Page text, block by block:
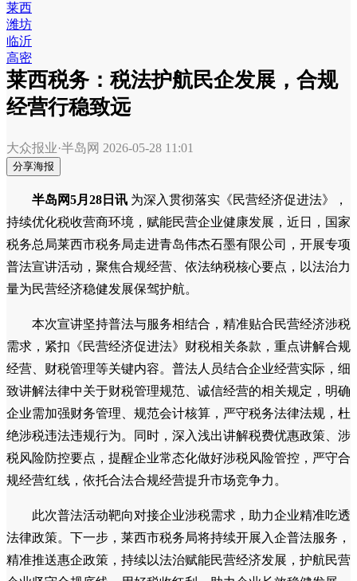
莱西
潍坊
临沂
高密
莱西税务：税法护航民企发展，合规
经营行稳致远
大众报业·半岛网 2026-05-28 11:01
分享海报
半岛网5月28日讯 为深入贯彻落实《民营经济促进法》，
持续优化税收营商环境，赋能民营企业健康发展，近日，国家
税务总局莱西市税务局走进青岛伟杰石墨有限公司，开展专项
普法宣讲活动，聚焦合规经营、依法纳税核心要点，以法治力
量为民营经济稳健发展保驾护航。
本次宣讲坚持普法与服务相结合，精准贴合民营经济涉税
需求，紧扣《民营经济促进法》财税相关条款，重点讲解合规
经营、财税管理等关键内容。普法人员结合企业经营实际，细
致讲解法律中关于财税管理规范、诚信经营的相关规定，明确
企业需加强财务管理、规范会计核算，严守税务法律法规，杜
绝涉税违法违规行为。同时，深入浅出讲解税费优惠政策、涉
税风险防控要点，提醒企业常态化做好涉税风险管控，严守合
规经营红线，依托合法合规经营提升市场竞争力。
此次普法活动靶向对接企业涉税需求，助力企业精准吃透
法律政策。下一步，莱西市税务局将持续开展入企普法服务，
精准推送惠企政策，持续以法治赋能民营经济发展，护航民营